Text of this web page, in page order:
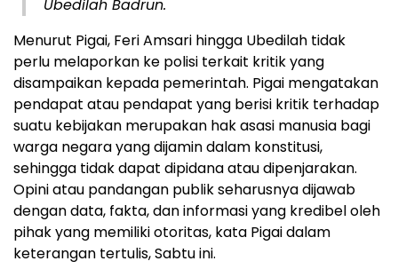
Ubedilah Badrun.
Menurut Pigai, Feri Amsari hingga Ubedilah tidak
perlu melaporkan ke polisi terkait kritik yang
disampaikan kepada pemerintah. Pigai mengatakan
pendapat atau pendapat yang berisi kritik terhadap
suatu kebijakan merupakan hak asasi manusia bagi
warga negara yang dijamin dalam konstitusi,
sehingga tidak dapat dipidana atau dipenjarakan.
Opini atau pandangan publik seharusnya dijawab
dengan data, fakta, dan informasi yang kredibel oleh
pihak yang memiliki otoritas, kata Pigai dalam
keterangan tertulis, Sabtu ini.